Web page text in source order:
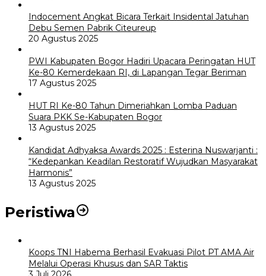
Indocement Angkat Bicara Terkait Insidental Jatuhan
Debu Semen Pabrik Citeureup
20 Agustus 2025
PWI Kabupaten Bogor Hadiri Upacara Peringatan HUT
Ke-80 Kemerdekaan RI, di Lapangan Tegar Beriman
17 Agustus 2025
HUT RI Ke-80 Tahun Dimeriahkan Lomba Paduan
Suara PKK Se-Kabupaten Bogor
13 Agustus 2025
Kandidat Adhyaksa Awards 2025 : Esterina Nuswarjanti :
“Kedepankan Keadilan Restoratif Wujudkan Masyarakat
Harmonis”
13 Agustus 2025
Peristiwa
Koops TNI Habema Berhasil Evakuasi Pilot PT AMA Air
Melalui Operasi Khusus dan SAR Taktis